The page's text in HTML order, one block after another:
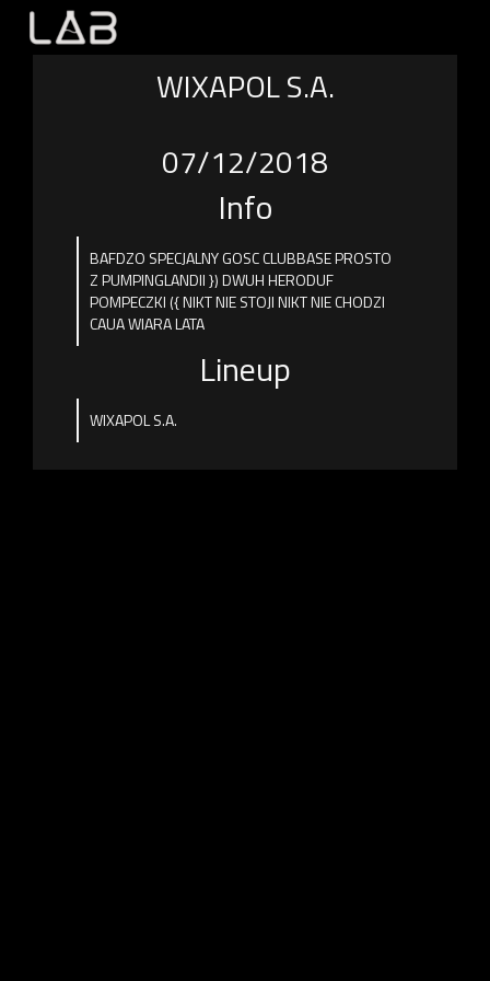
WIXAPOL S.A.
07/12/2018
Info
BAFDZO SPECJALNY GOSC CLUBBASE PROSTO
Z PUMPINGLANDII }) DWUH HERODUF
POMPECZKI ({ NIKT NIE STOJI NIKT NIE CHODZI
CAUA WIARA LATA
Lineup
WIXAPOL S.A.